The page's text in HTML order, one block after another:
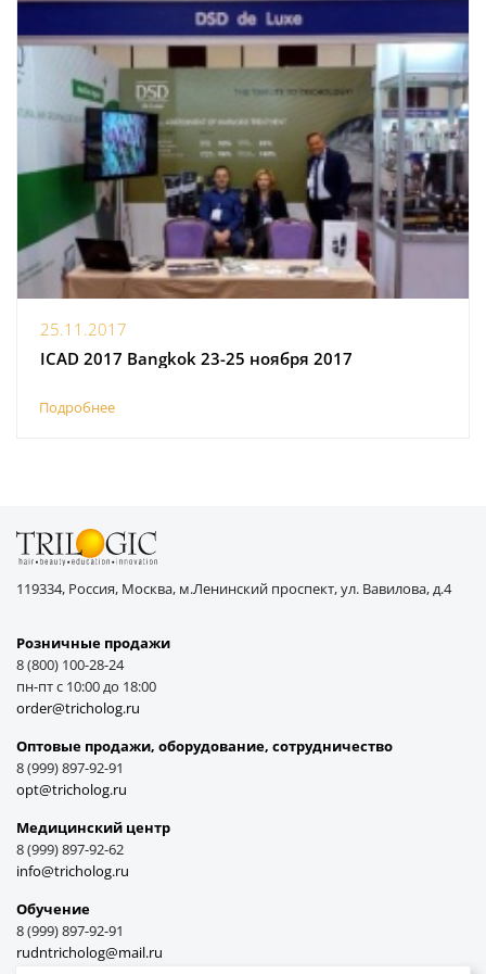
25.11.2017
ICAD 2017 Bangkok 23-25 ноября 2017
Подробнее
119334, Россия, Москва, м.Ленинский проспект, ул. Вавилова, д.4
Розничные продажи
8 (800) 100-28-24
пн-пт с 10:00 до 18:00
order@tricholog.ru
Оптовые продажи, оборудование, cотрудничество
8 (999) 897-92-91
opt@tricholog.ru
Медицинский центр
8 (999) 897-92-62
info@tricholog.ru
Обучение
8 (999) 897-92-91
rudntricholog@mail.ru